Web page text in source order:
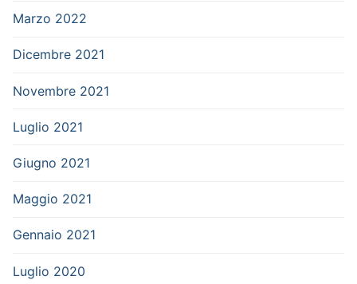
Marzo 2022
Dicembre 2021
Novembre 2021
Luglio 2021
Giugno 2021
Maggio 2021
Gennaio 2021
Luglio 2020